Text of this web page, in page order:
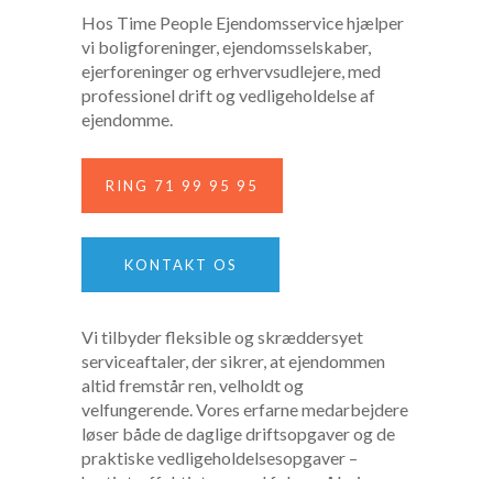
Hos Time People Ejendomsservice hjælper
vi boligforeninger, ejendomsselskaber,
ejerforeninger og erhvervsudlejere, med
professionel drift og vedligeholdelse af
ejendomme.
RING 71 99 95 95
KONTAKT OS
Vi tilbyder fleksible og skræddersyet
serviceaftaler, der sikrer, at ejendommen
altid fremstår ren, velholdt og
velfungerende. Vores erfarne medarbejdere
løser både de daglige driftsopgaver og de
praktiske vedligeholdelsesopgaver –